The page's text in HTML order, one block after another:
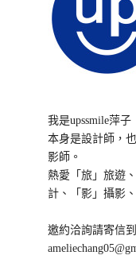
我是upssmile萍子
本身是設計師，
影師。
熱愛「旅」旅遊
計、「影」攝影
邀約洽詢請寄信到